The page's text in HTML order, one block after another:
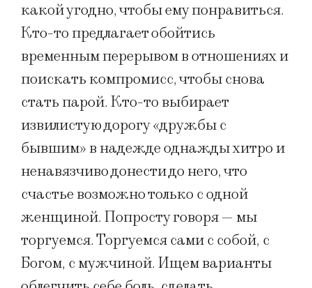
какой угодно, чтобы ему понравиться.
Кто-то предлагает обойтись
временным перерывом в отношениях и
поискать компромисс, чтобы снова
стать парой. Кто-то выбирает
извилистую дорогу «дружбы с
бывшим» в надежде однажды хитро и
ненавязчиво донести до него, что
счастье возможно только с одной
женщиной. Попросту говоря — мы
торгуемся. Торгуемся сами с собой, с
Богом, с мужчиной. Ищем варианты